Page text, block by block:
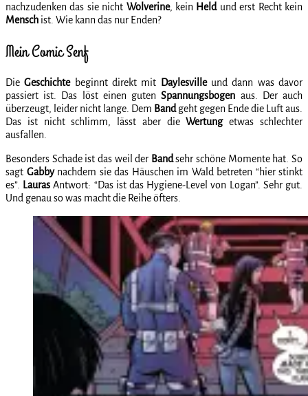
nachzudenken das sie nicht Wolverine, kein Heldund erst Recht kein
Mensch ist. Wie kann das nur Enden?
Mein Comic Senf
DieGeschichtebeginnt direkt mit Daylesvilleund dann was davor
passiert ist. Das löst einen gutenSpannungsbogen aus. Der auch
überzeugt, leider nicht lange. Dem Bandgeht gegen Ende die Luft aus.
Das ist nicht schlimm, lässt aber dieWertungetwas schlechter
ausfallen.
Besonders Schade ist das weil der Bandsehr schöne Momente hat. So
sagt Gabbynachdem sie das Häuschen im Wald betreten “hier stinkt
es”. Lauras Antwort: “Das ist das Hygiene-Level von Logan”. Sehr gut.
Und genau so was macht die Reihe öfters.